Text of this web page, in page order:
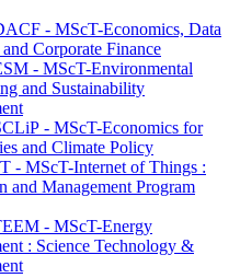
- MScT-Economics, Data
Corporate Finance
- MScT-Environmental
and Sustainability
- MScT-Economics for
and Climate Policy
- MScT-Internet of Things :
and Management Program
- MScT-Energy
: Science Technology &